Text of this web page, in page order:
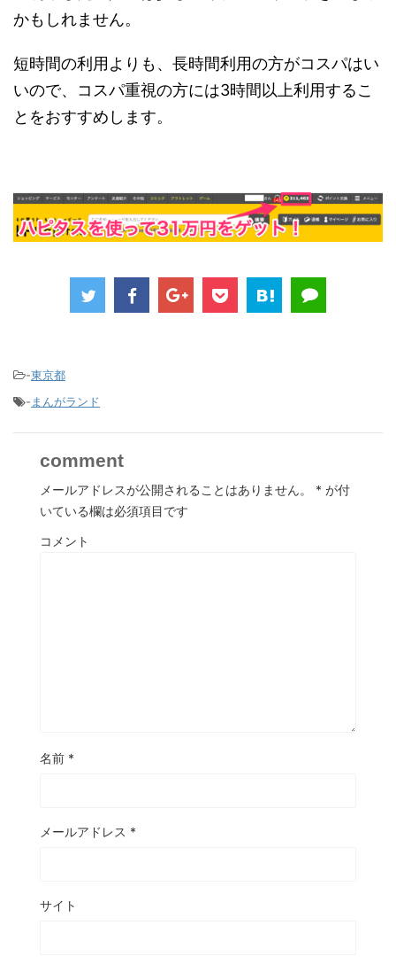
かもしれません。
短時間の利用よりも、長時間利用の方がコスパはい
いので、コスパ重視の方には3時間以上利用するこ
とをおすすめします。
-東京都
-まんがランド
comment
メールアドレスが公開されることはありません。 * が付
いている欄は必須項目です
コメント
名前 *
メールアドレス *
サイト